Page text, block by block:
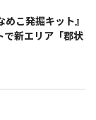
こ発掘キット』
新エリア「郡状